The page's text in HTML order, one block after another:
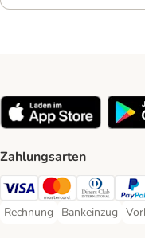
Zahlungsarten
Visa Payment Method
Mastercard Payment
Diners Club
Rechnung
Rechnung Payment Method
Bankeinzug
Bankeinzug